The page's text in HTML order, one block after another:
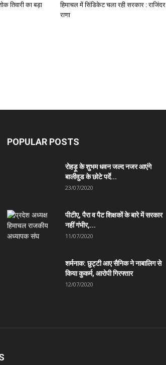
तिवारी का बड़ा
हिमाचल में सिंडिकेट चला रही सरकार : राजिंदर
राणा
POPULAR POSTS
रोहड़ू के शुभम धवन जल्द नजर आएंगे
बालीवुड के छोटे पर्दे...
23/07/2020
पीटीए, पैरा व पैट शिक्षकों के बारे में सरकार
नहीं गंभीर,...
11/07/2020
शर्मनाक: छुट्टी आए सैनिक ने नाबालिग से
किया कुकर्म, आरोपी गिरफ्तार
12/07/2020